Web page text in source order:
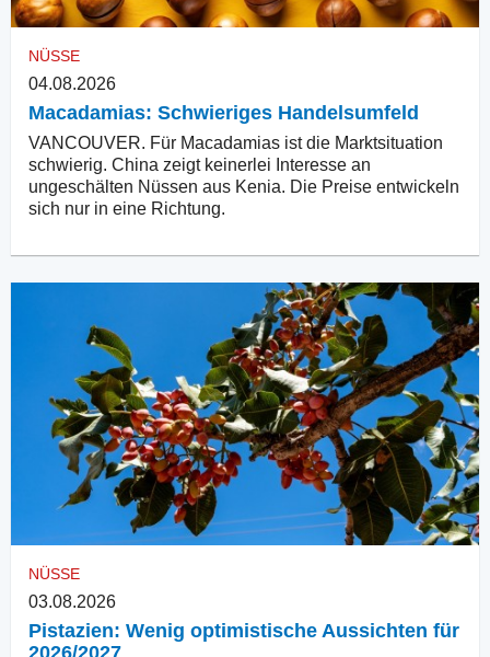
NÜSSE
04.08.2026
Macadamias: Schwieriges Handelsumfeld
VANCOUVER. Für Macadamias ist die Marktsituation
schwierig. China zeigt keinerlei Interesse an
ungeschälten Nüssen aus Kenia. Die Preise entwickeln
sich nur in eine Richtung.
NÜSSE
03.08.2026
Pistazien: Wenig optimistische Aussichten für
2026/2027